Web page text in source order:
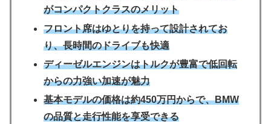
がコンパクトクラスのメリット
フロント席はゆとりを持って設計されてお
り、長時間のドライブも快適
ディーゼルエンジンはトルクが豊富で低回転
からの力強い加速が魅力
基本モデルの価格は約450万円からで、BMW
の品質と走行性能を享受できる